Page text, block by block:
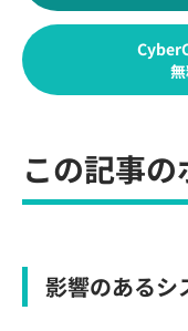
この記事の
影響のあるシ